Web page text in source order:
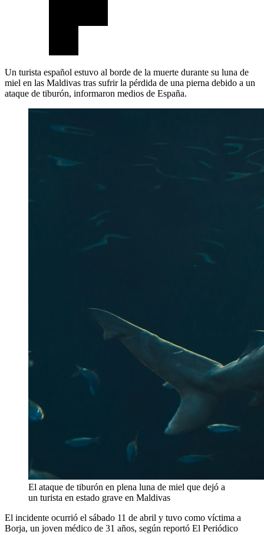
Un turista español estuvo al borde de la muerte durante su luna de
miel en las Maldivas tras sufrir la pérdida de una pierna debido a un
ataque de tiburón, informaron medios de España.
El ataque de tiburón en plena luna de miel que dejó a
un turista en estado grave en Maldivas
El incidente ocurrió el sábado 11 de abril y tuvo como víctima a
Borja, un joven médico de 31 años, según reportó El Periódico